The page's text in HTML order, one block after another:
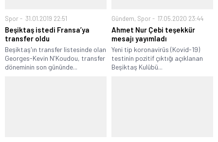
Spor 31.01.2019 22:51
Beşiktaş istedi Fransa’ya
transfer oldu
Beşiktaş'ın transfer listesinde olan
Georges-Kevin N'Koudou, transfer
döneminin son gününde...
Gündem, Spor 17.05.2020 23:44
Ahmet Nur Çebi teşekkür
mesajı yayımladı
Yeni tip koronavirüs (Kovid-19)
testinin pozitif çıktığı açıklanan
Beşiktaş Kulübü...